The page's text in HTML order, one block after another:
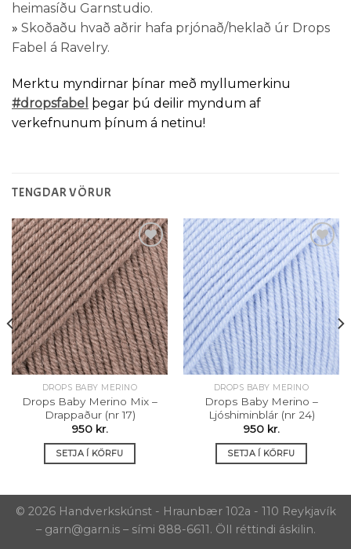
heimasíðu Garnstudio.
» Skoðaðu hvað aðrir hafa prjónað/heklað úr Drops
Fabel á Ravelry.
Merktu myndirnar þínar með myllumerkinu
#dropsfabel þegar þú deilir myndum af
verkefnunum þínum á netinu!
TENGDAR VÖRUR
Setja á
óskalista
DROPS BABY MERINO
Drops Baby Merino Mix –
Drappaður (nr 17)
950 kr.
SETJA Í KÖRFU
Setja á
óskalista
DROPS BABY MERINO
Drops Baby Merino –
Ljóshiminblár (nr 24)
950 kr.
SETJA Í KÖRFU
© 2026 Handverkskúnst - Hraunbær 102a - 110 Reykjavík
– garn@garn.is – sími 888-6611. Öll réttindi áskilin.